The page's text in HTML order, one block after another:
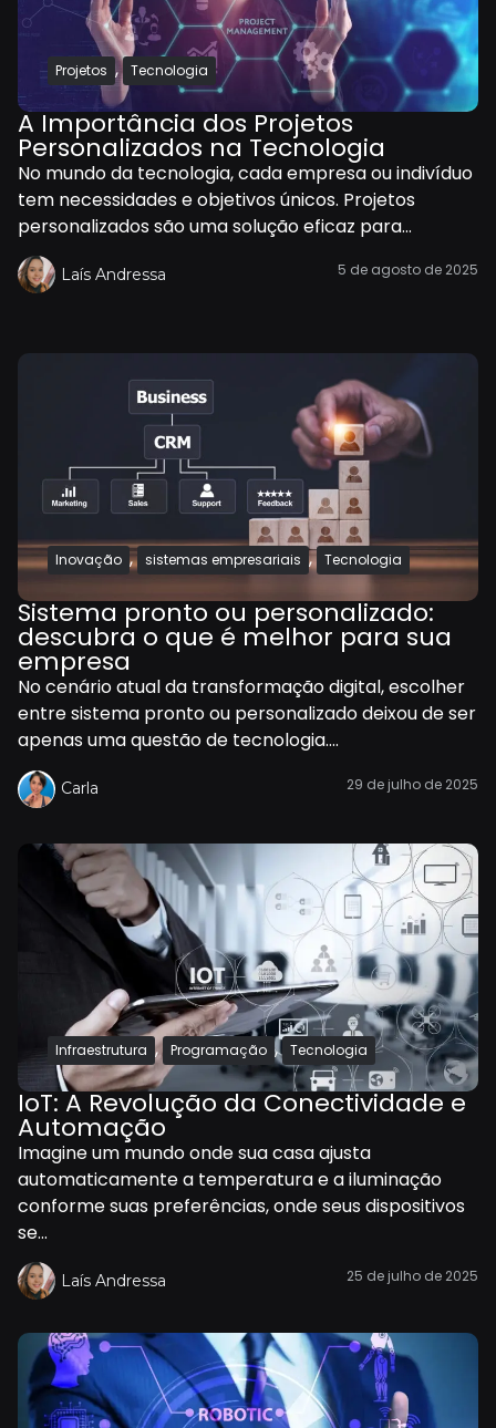
Projetos , Tecnologia
A Importância dos Projetos
Personalizados na Tecnologia
No mundo da tecnologia, cada empresa ou indivíduo
tem necessidades e objetivos únicos. Projetos
personalizados são uma solução eficaz para...
Laís Andressa 5 de agosto de 2025
Inovação , sistemas empresariais , Tecnologia
Sistema pronto ou personalizado:
descubra o que é melhor para sua
empresa
No cenário atual da transformação digital, escolher
entre sistema pronto ou personalizado deixou de ser
apenas uma questão de tecnologia....
Carla 29 de julho de 2025
Infraestrutura , Programação , Tecnologia
IoT: A Revolução da Conectividade e
Automação
Imagine um mundo onde sua casa ajusta
automaticamente a temperatura e a iluminação
conforme suas preferências, onde seus dispositivos
se...
Laís Andressa 25 de julho de 2025